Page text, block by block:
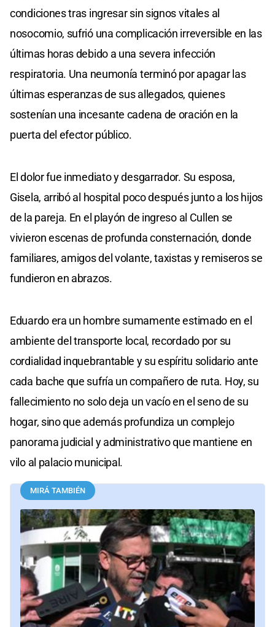
condiciones tras ingresar sin signos vitales al
nosocomio, sufrió una complicación irreversible en las
últimas horas debido a una severa infección
respiratoria. Una neumonía terminó por apagar las
últimas esperanzas de sus allegados, quienes
sostenían una incesante cadena de oración en la
puerta del efector público.
El dolor fue inmediato y desgarrador. Su esposa,
Gisela, arribó al hospital poco después junto a los hijos
de la pareja. En el playón de ingreso al Cullen se
vivieron escenas de profunda consternación, donde
familiares, amigos del volante, taxistas y remiseros se
fundieron en abrazos.
Eduardo era un hombre sumamente estimado en el
ambiente del transporte local, recordado por su
cordialidad inquebrantable y su espíritu solidario ante
cada bache que sufría un compañero de ruta. Hoy, su
fallecimiento no solo deja un vacío en el seno de su
hogar, sino que además profundiza un complejo
panorama judicial y administrativo que mantiene en
vilo al palacio municipal.
MIRÁ TAMBIÉN